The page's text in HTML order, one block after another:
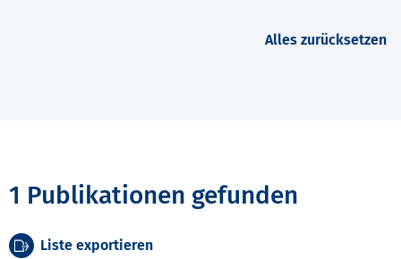
Alles zurücksetzen
1 Publikationen gefunden
Liste exportieren